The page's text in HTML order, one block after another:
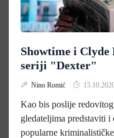
Showtime i
seriji "Dexter"
Nino Romić
Kao bis poslije
gledateljima predstaviti i
popularne